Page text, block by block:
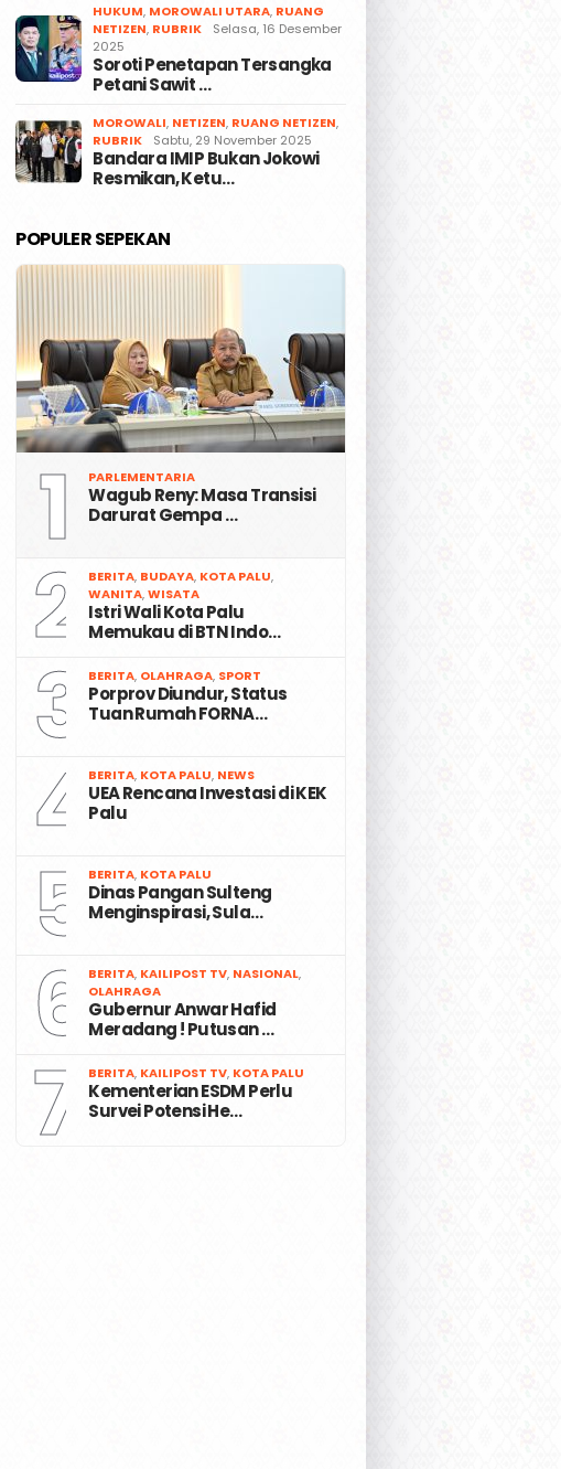
HUKUM, MOROWALI UTARA, RUANG
NETIZEN, RUBRIK
Selasa, 16 Desember
2025
Soroti Penetapan Tersangka
Petani Sawit …
MOROWALI, NETIZEN, RUANG NETIZEN,
RUBRIK
Sabtu, 29 November 2025
Bandara IMIP Bukan Jokowi
Resmikan, Ketu…
POPULER SEPEKAN
1 PARLEMENTARIA
Wagub Reny: Masa Transisi
Darurat Gempa …
2 BERITA, BUDAYA, KOTA PALU,
WANITA,WISATA
Istri Wali Kota Palu
Memukau di BTN Indo…
3 BERITA, OLAHRAGA, SPORT
Porprov Diundur, Status
Tuan Rumah FORNA…
4 BERITA, KOTA PALU, NEWS
UEA Rencana Investasi di KEK
Palu
5 BERITA, KOTA PALU
Dinas Pangan Sulteng
Menginspirasi, Sula…
6 BERITA, KAILIPOST TV, NASIONAL,
OLAHRAGA
Gubernur Anwar Hafid
Meradang ! Putusan …
7 BERITA, KAILIPOST TV, KOTA PALU
Kementerian ESDM Perlu
Survei Potensi He…